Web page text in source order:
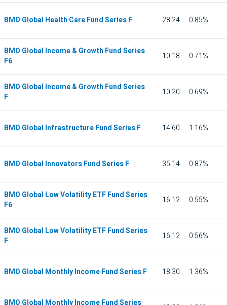
BMO Global Health Care Fund Series F 28.24 0.85%
BMO Global Income & Growth Fund Series
F6
10.18 0.71%
BMO Global Income & Growth Fund Series
F
10.20 0.69%
BMO Global Infrastructure Fund Series F 14.60 1.16%
BMO Global Innovators Fund Series F 35.14 0.87%
BMO Global Low Volatility ETF Fund Series
F6
16.12 0.55%
BMO Global Low Volatility ETF Fund Series
F
16.12 0.56%
BMO Global Monthly Income Fund Series F 18.30 1.36%
BMO Global Monthly Income Fund Series